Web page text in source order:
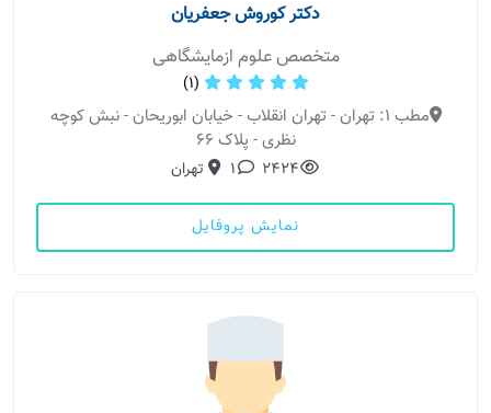
دکتر کوروش جعفریان
متخصص علوم ازمایشگاهی
(1)
مطب 1: تهران - تهران انقلاب - خیابان ابوریحان - نبش کوچه
نظری - پلاک ۶۶
2424
1 تهران
نمایش پروفایل